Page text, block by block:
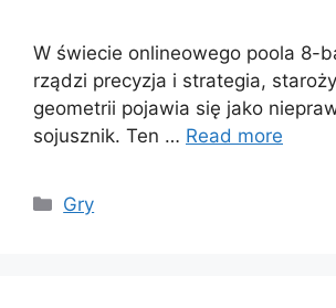
W świecie onlineowego poola 8-
rządzi precyzja i strategia,
geometrii pojawia się jako
sojusznik. Ten … Read more
Categories
Gry